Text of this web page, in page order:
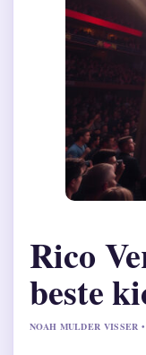
Rico
beste
NOAH MULDER VISSER